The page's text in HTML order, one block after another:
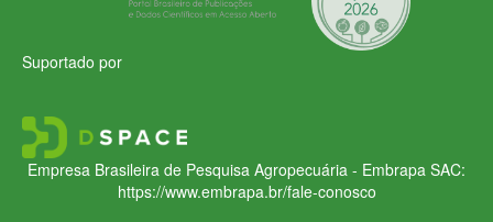
Suportado por
Empresa Brasileira de Pesquisa Agropecuária - Embrapa SAC:
https://www.embrapa.br/fale-conosco